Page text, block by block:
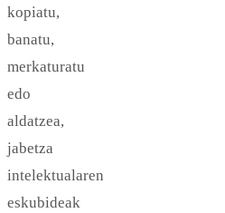
kopiatu,
banatu,
merkaturatu
edo
aldatzea,
jabetza
intelektualaren
eskubideak